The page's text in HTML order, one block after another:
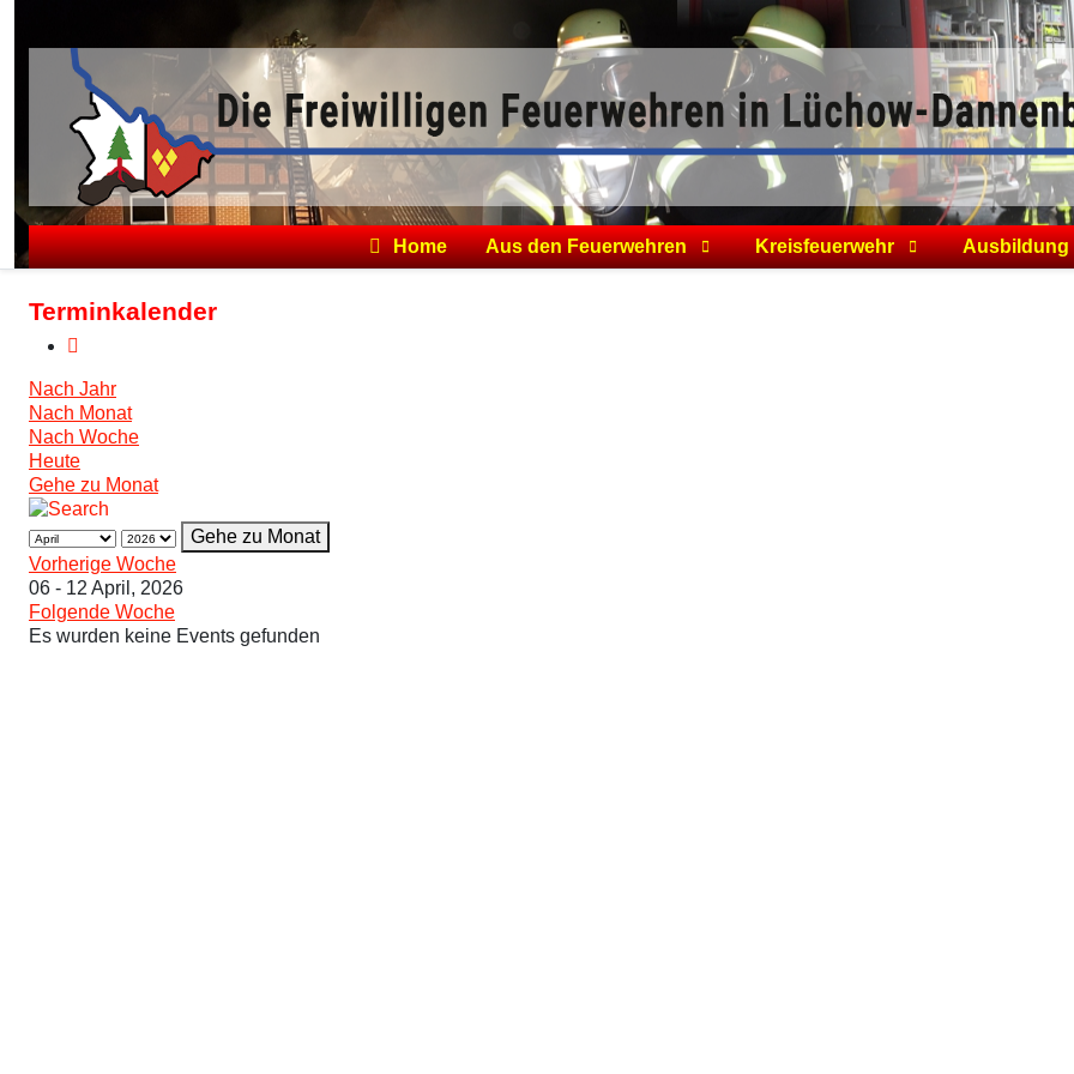
Home Aus den Feuerwehren Kreisfeuerwehr Ausbildung
Terminkalender
Nach Jahr
Nach Monat
Nach Woche
Heute
Gehe zu Monat
Gehe zu Monat
Vorherige Woche
06 - 12 April, 2026
Folgende Woche
Es wurden keine Events gefunden